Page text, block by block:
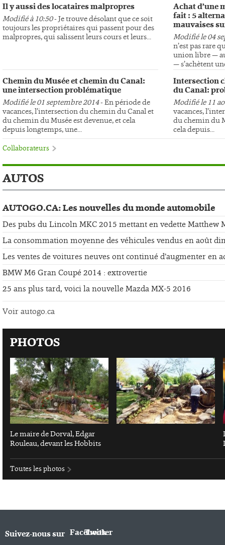
Il y aussi des locataires malpropres
Modifié à 10:50- Je trouve désolant que ce soit
toujours les propriétaires qui passent pour des
malpropres, qui salissent leurs cours et leurs...
Chemin du Musée et chemin du Canal:
une intersection problématique
Modifié le 01 septembre 2014- En période de
vacances, l’intersection du chemin du Canal et
du chemin du Musée est devenue, et cela
depuis longtemps, une...
Achat d’une
fait : 5
mauvaises
Modifié le 04
n’est pas rare
union libre —
— s’achètent
Intersection
du Canal:
Modifié le 11
vacances,
du chemin du
cela depuis...
Collaborateurs
AUTOS
AUTOGO.CA: Les nouvelles du monde automobile
Des pubs du Lincoln MKC 2015 mettant en vedette Matthew
La consommation moyenne des véhicules vendus en août
Les ventes de voitures neuves ont continué d’augmenter en
BMW M6 Gran Coupé 2014 : extrovertie
25 ans plus tard, voici la nouvelle Mazda MX-5 2016
Voir autogo.ca
PHOTOS
Le maire de Dorval, Edgar
Rouleau, devant les Hobbits
Toutes les photos
Suivez-nous sur Facebook
Twitter